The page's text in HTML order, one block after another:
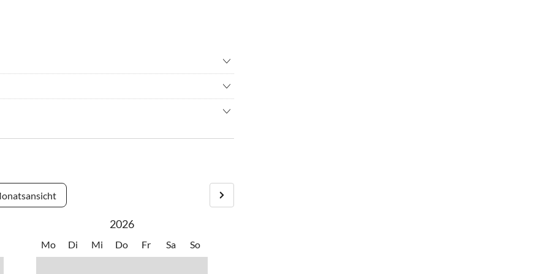
• Tretbootfahren
Sole-Therme nach Bad Bevensen an.
oder Wieren ist möglich.
2026
Mo Di Mi Do Fr Sa So